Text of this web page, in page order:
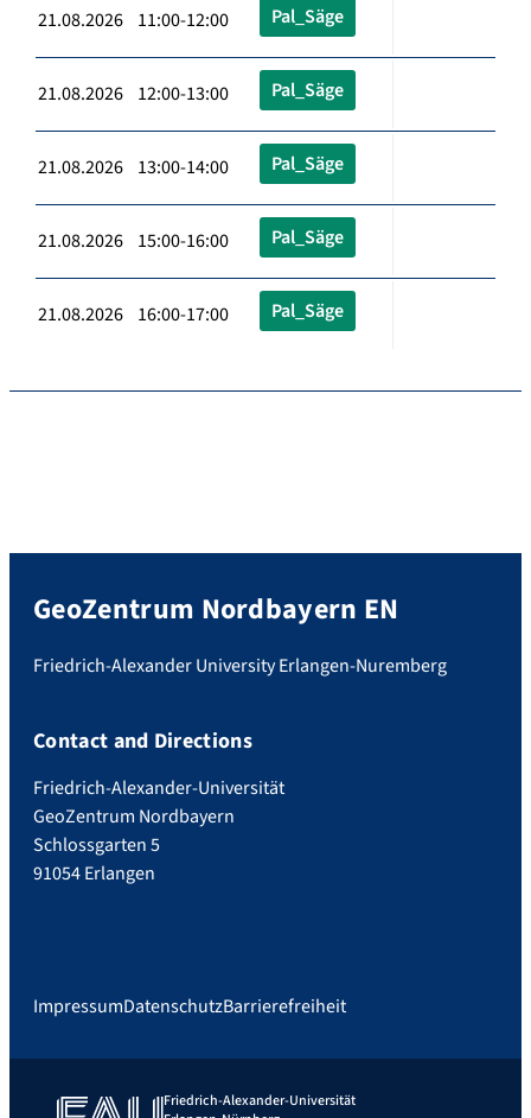
21.08.2026 11:00-12:00 Pal_Säge
21.08.2026 12:00-13:00 Pal_Säge
21.08.2026 13:00-14:00 Pal_Säge
21.08.2026 15:00-16:00 Pal_Säge
21.08.2026 16:00-17:00 Pal_Säge
GeoZentrum Nordbayern EN
Friedrich-Alexander University Erlangen-Nuremberg
Contact and Directions
Friedrich-Alexander-Universität
GeoZentrum Nordbayern
Schlossgarten 5
91054 Erlangen
ImpressumDatenschutzBarrierefreiheit
Friedrich-Alexander-Universität